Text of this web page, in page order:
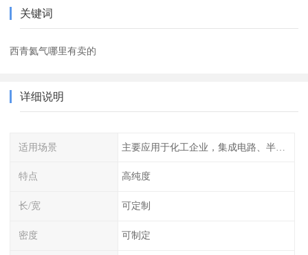
关键词
西青氦气哪里有卖的
详细说明
适用场景 主要应用于化工企业，集成电路、半导体、光伏电池
特点 高纯度
长/宽 可定制
密度 可制定